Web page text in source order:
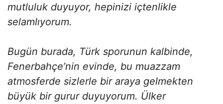
mutluluk duyuyor, hepinizi içtenlikle
selamlıyorum.
Bugün burada, Türk sporunun kalbinde,
Fenerbahçe’nin evinde, bu muazzam
atmosferde sizlerle bir araya gelmekten
büyük bir gurur duyuyorum. Ülker